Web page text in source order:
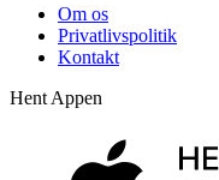
Om os
Privatlivspolitik
Kontakt
Hent Appen